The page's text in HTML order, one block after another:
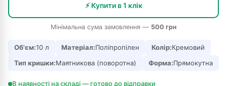
⚡ Купити в 1 клік
Мінімальна сума замовлення — 500 грн
Об'єм:10 л Матеріал:Поліпропілен Колір:Кремовий
Тип кришки:Маятникова (поворотна) Форма:Прямокутна
В наявності на складі — готово до відправки